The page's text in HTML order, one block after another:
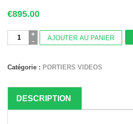
€895.00
quantité
connecté
-
Appel
AJOUTER AU PANIER
Catégorie : PORTIERS VIDEOS
DESCRIPTION